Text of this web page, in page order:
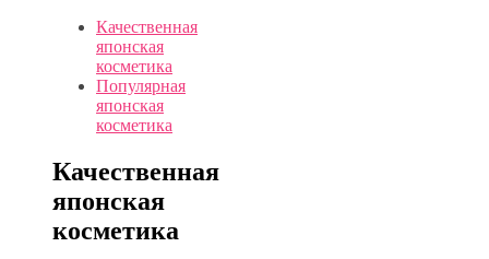
Качественная
японская
косметика
Популярная
японская
косметика
Качественная
японская
косметика